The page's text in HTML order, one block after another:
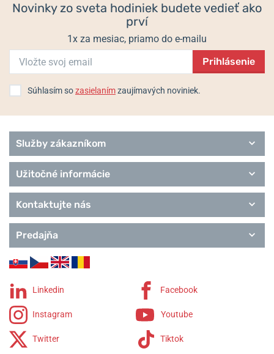
Novinky zo sveta hodiniek budete vedieť ako
prví
1x za mesiac, priamo do e-mailu
Prihlásenie
Súhlasím sozasielanímzaujímavých noviniek.
Služby zákazníkom
Užitočné informácie
Kontaktujte nás
Predajňa
Linkedin Facebook
Instagram Youtube
Twitter Tiktok